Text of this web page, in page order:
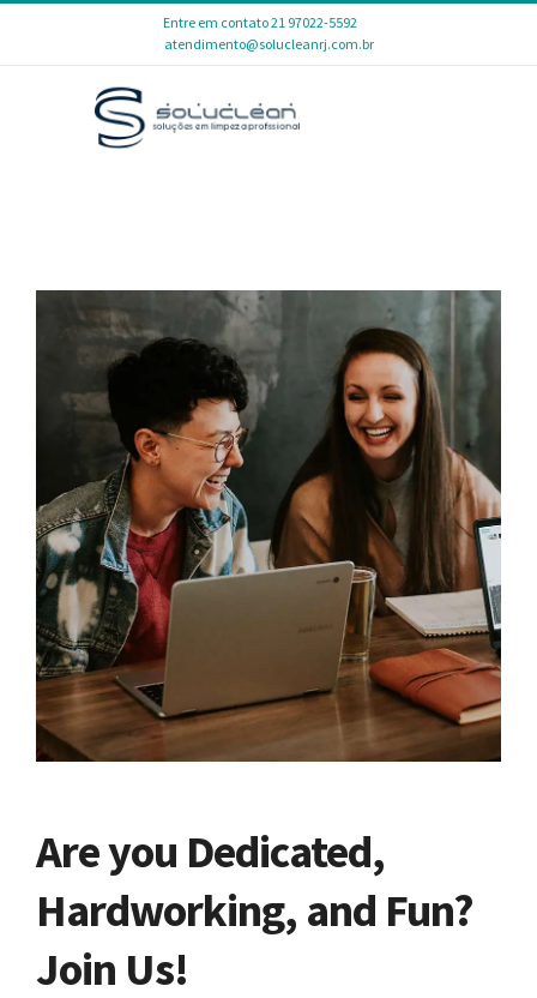
Entre em contato 21 97022-5592
atendimento@solucleanrj.com.br
Are you Dedicated,
Hardworking, and Fun?
Join Us!